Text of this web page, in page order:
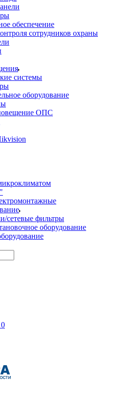
обеспечение
сотрудников охраны
системы
оборудование
ОПС
сетевые фильтры
оборудование
0